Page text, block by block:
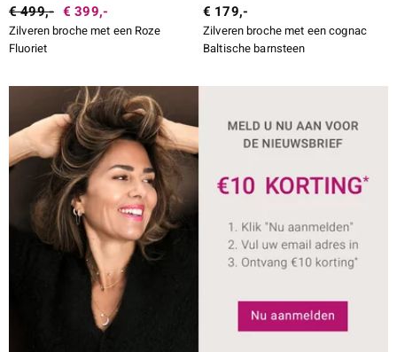
€ 499,- € 399,-
Zilveren broche met een Roze
Fluoriet
€ 179,-
Zilveren broche met een cognac
Baltische barnsteen